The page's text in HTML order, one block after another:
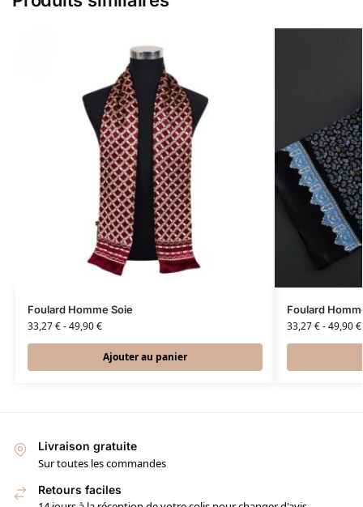
Foulard Homme Soie
33,27€-49,90€
Ajouter au panier
Foulard
33,27€-49,90€
Livraison gratuite
Sur toutes les commandes
Retours faciles